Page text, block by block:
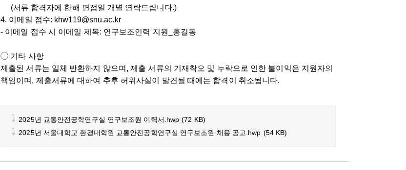
(서류 합격자에 한해 면접일 개별 연락드립니다.)
4. 이메일 접수: khw119@snu.ac.kr
- 이메일 접수 시 이메일 제목: 연구보조인력 지원_홍길동
◯ 기타 사항
제출된 서류는 일체 반환하지 않으며, 제출 서류의 기재착오 및 누락으로 인한 불이익은 지원자의
책임이며, 제출서류에 대하여 추후 허위사실이 발견될 때에는 합격이 취소됩니다.
2025년 교통안전공학연구실 연구보조원 이력서.hwp (72 KB)
2025년 서울대학교 환경대학원 교통안전공학연구실 연구보조원 채용 공고.hwp (54 KB)